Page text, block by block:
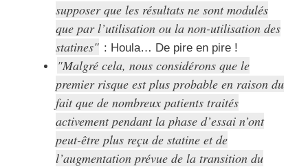
supposer que les résultats ne sont modulés
que par l’utilisation ou la non-utilisation des
statines
: Houla… De pire en pire !
Malgré cela, nous considérons que le
premier risque est plus probable en raison du
fait que de nombreux patients traités
activement pendant la phase d’essai n’ont
peut-être plus reçu de statine et de
l’augmentation prévue de la transition du